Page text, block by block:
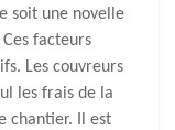
soit une novelle
facteurs
Les couvreurs
les frais de la
chantier. Il est